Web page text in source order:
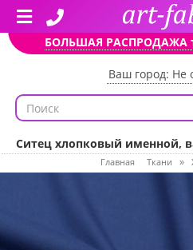
БОЛЬШАЯ РАСПРОДАЖА
Ваш город: Не
Ситец хлопковый именной,
Главная Ткани »